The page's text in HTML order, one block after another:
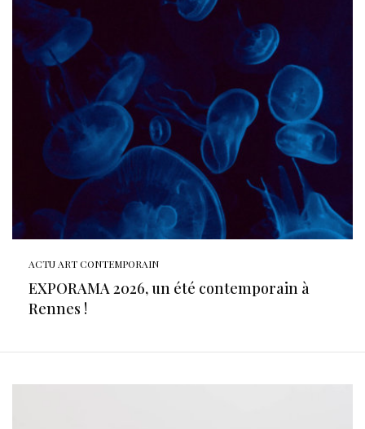
ACTU ART CONTEMPORAIN
EXPORAMA 2026, un été contemporain à
Rennes !